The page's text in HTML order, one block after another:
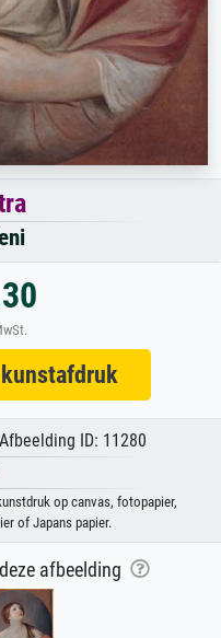
ID: 11280
op canvas, fotopapier,
of Japans papier.
afbeelding